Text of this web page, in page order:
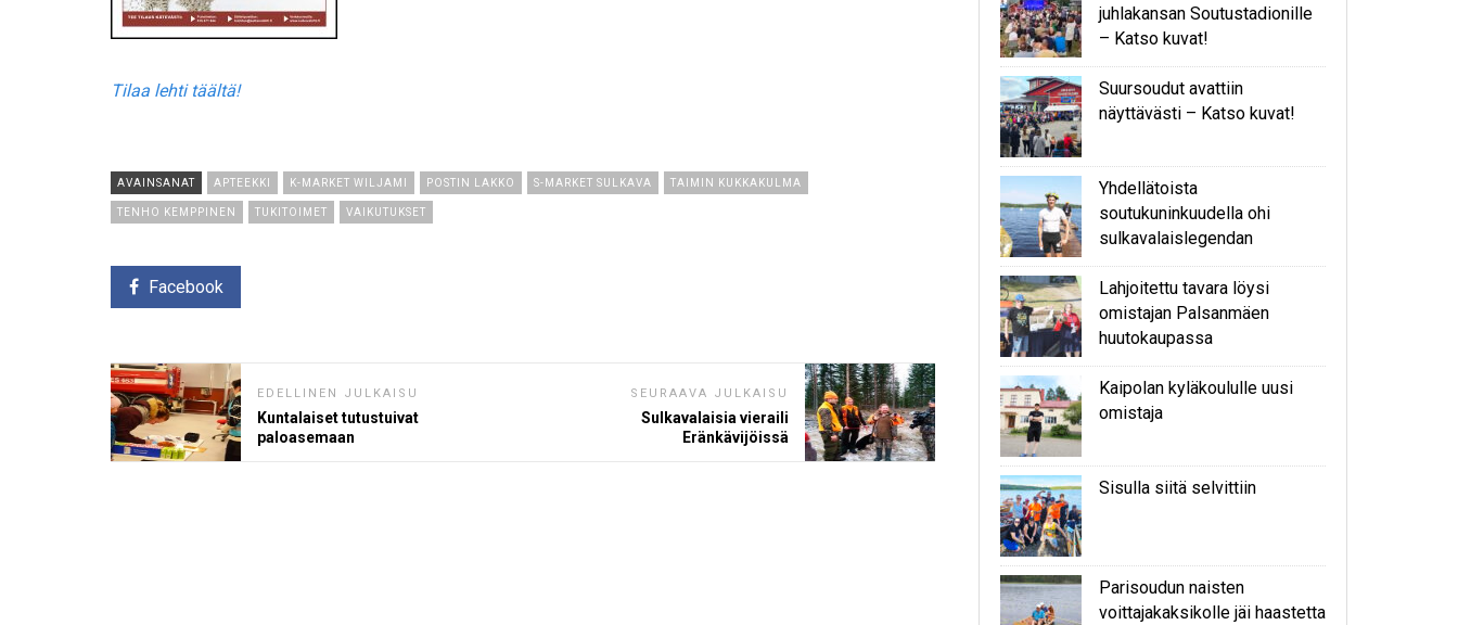
Tilaa lehti täältä!
AVAINSANAT APTEEKKI K-MARKET WILJAMI POSTIN LAKKO S-MARKET SULKAVA TAIMIN KUKKAKULMA
TENHO KEMPPINEN TUKITOIMET VAIKUTUKSET
Facebook
EDELLINEN JULKAISU
Kuntalaiset tutustuivat
paloasemaan
SEURAAVA JULKAISU
Sulkavalaisia vieraili
Eränkävijöissä
juhlakansan Soutustadionille
– Katso kuvat!
Suursoudut avattiin
näyttävästi – Katso kuvat!
Yhdellätoista
soutukuninkuudella ohi
sulkavalaislegendan
Lahjoitettu tavara löysi
omistajan Palsanmäen
huutokaupassa
Kaipolan kyläkoululle uusi
omistaja
Sisulla siitä selvittiin
Parisoudun naisten
voittajakaksikolle jäi haastetta